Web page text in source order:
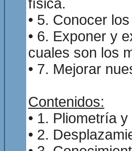
física.
• 5. Conocer
• 6. Exponer y
cuales son los
• 7. Mejorar
Contenidos:
• 1. Pliometría
• 2.